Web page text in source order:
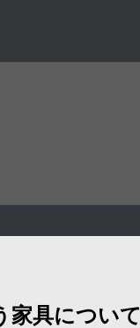
家具について